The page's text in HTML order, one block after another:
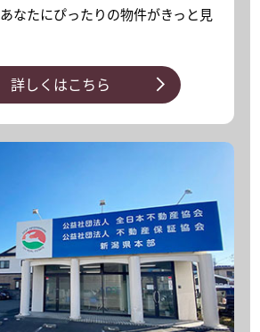
あなたにぴったりの物件がきっと見
詳しくはこちら